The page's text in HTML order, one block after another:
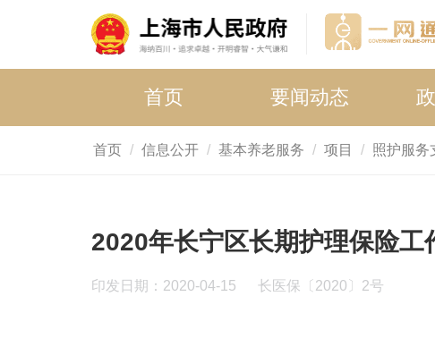
首页 要闻动态
首页 信息公开 基本养老服务 项目 照护服务
2020年长宁区长期护理保险工
印发日期：2020-04-15 长医保〔2020〕2号